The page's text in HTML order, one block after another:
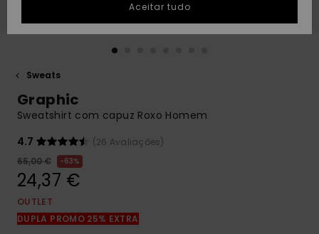
conversa para
obteres a
resposta mais
respostas
para as
formulário de
contacto.
PRESENTE
DESEJO
Sweats
Graphic
Sweatshirt com capuz Roxo Homem
4.7
(26 Avaliações)
65,00 €
63%
24,37 €
OUTLET
DUPLA PROMO 25% EXTRA
Aceitar tudo